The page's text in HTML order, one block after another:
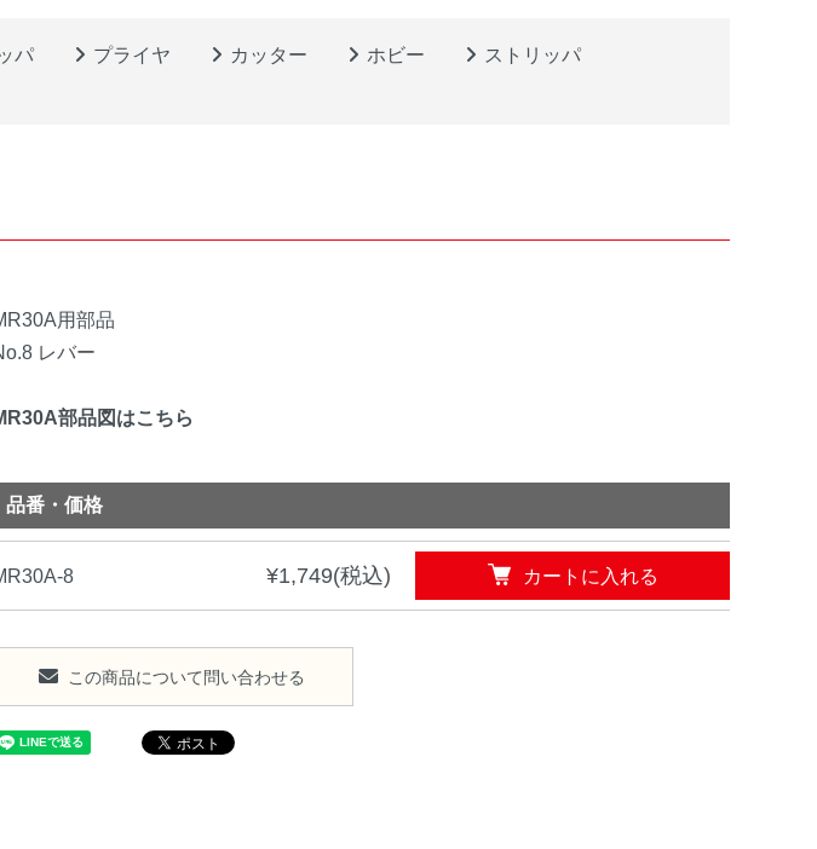
パ プライヤ カッター ホビー
ストリッパ
用部品
レバー
部品図はこちら
品番・価格
8 ¥1,749(税込) カートに入れる
この商品について問い合わせる